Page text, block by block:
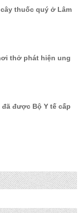
thuốc quý ở Lâm
thở phát hiện ung
được Bộ Y tế cấp